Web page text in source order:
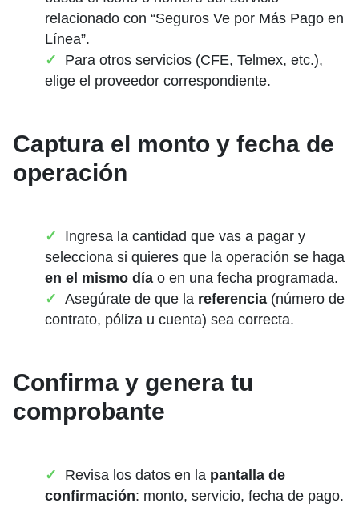
relacionado con “Seguros Ve por Más Pago en
Línea”.
Para otros servicios (CFE, Telmex, etc.),
elige el proveedor correspondiente.
Captura el monto y fecha de
operación
Ingresa la cantidad que vas a pagar y
selecciona si quieres que la operación se haga
en el mismo día o en una fecha programada.
Asegúrate de que la referencia (número de
contrato, póliza u cuenta) sea correcta.
Confirma y genera tu
comprobante
Revisa los datos en la pantalla de
confirmación: monto, servicio, fecha de pago.